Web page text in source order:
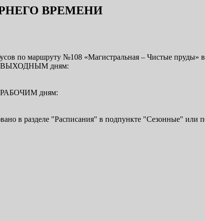
ВРЕМЕНИ
по маршруту №108 «Магистральная – Чистые пруды»
ВЫХОДНЫМ дням:
РАБОЧИМ дням:
в разделе "Расписания" в подпункте "Сезонные" или